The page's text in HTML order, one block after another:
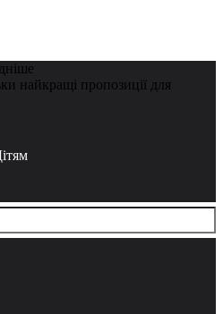
найкращі пропозиції для